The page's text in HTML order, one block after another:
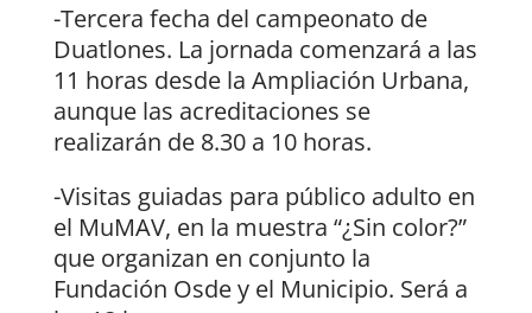
-Tercera fecha del campeonato de
Duatlones. La jornada comenzará a las
11 horas desde la Ampliación Urbana,
aunque las acreditaciones se
realizarán de 8.30 a 10 horas.
-Visitas guiadas para público adulto en
el MuMAV, en la muestra “¿Sin color?”
que organizan en conjunto la
Fundación Osde y el Municipio. Será a